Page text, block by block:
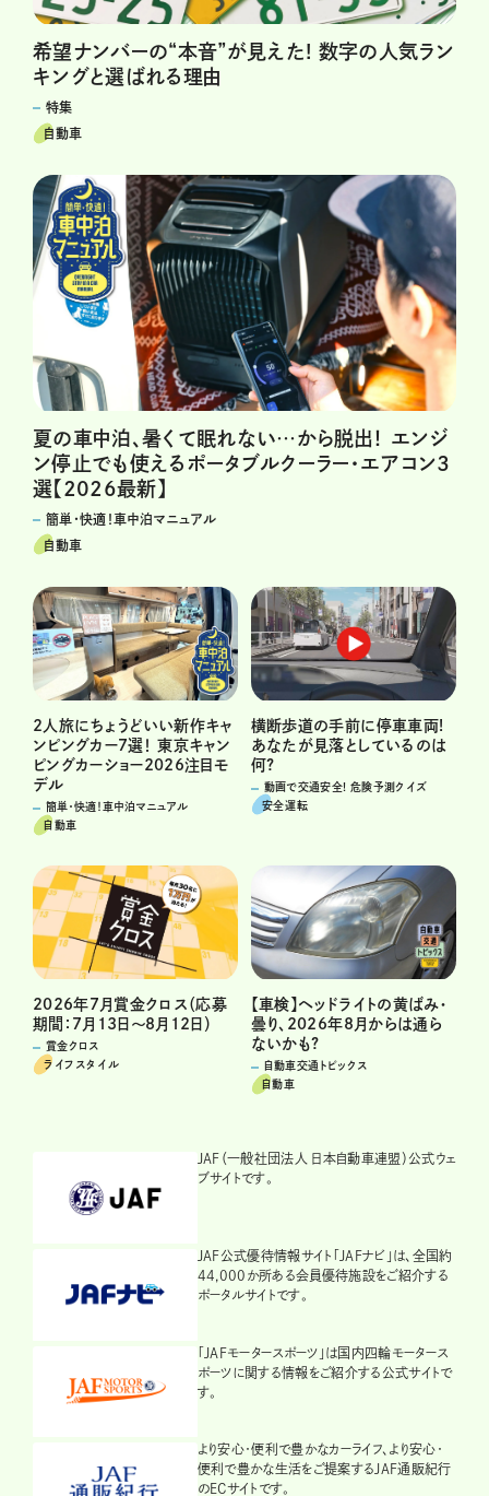
希望ナンバーの“本音”が見えた! 数字の人気ラン
キングと選ばれる理由
特集
自動車
夏の車中泊、暑くて眠れない…から脱出！ エンジ
ン停止でも使えるポータブルクーラー・エアコン3
選【2026最新】
簡単・快適！車中泊マニュアル
自動車
2人旅にちょうどいい新作キャ
ンピングカー7選！ 東京キャン
ピングカーショー2026注目モ
デル
簡単・快適！車中泊マニュアル
自動車
横断歩道の手前に停車車両!
あなたが見落としているのは
何?
動画で交通安全! 危険予測クイズ
安全運転
2026年7月賞金クロス（応募
期間：7月13日～8月12日）
賞金クロス
ライフスタイル
【車検】ヘッドライトの黄ばみ・
曇り、2026年8月からは通ら
ないかも?
自動車交通トピックス
自動車
JAF（一般社団法人 日本自動車連盟）公式ウェ
ブサイトです。
JAF公式優待情報サイト「JAFナビ」は、全国約
44,000か所ある会員優待施設をご紹介する
ポータルサイトです。
「JAFモータースポーツ」は国内四輪モータース
ポーツに関する情報をご紹介する公式サイトで
す。
より安心・便利で豊かなカーライフ、より安心・
便利で豊かな生活をご提案するJAF通販紀行
のECサイトです。